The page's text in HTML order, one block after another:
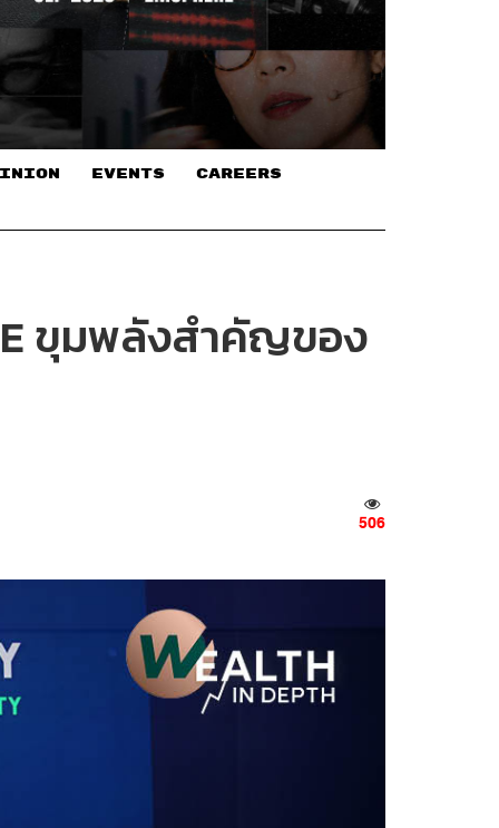
EVENTS CAREERS
ขุมพลังสำคัญของ
506